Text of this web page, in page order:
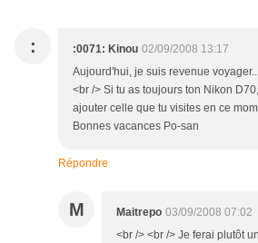
: :0071: Kinou 02/09/2008 13:17
Aujourd'hui, je suis revenue
<br /> Si tu as toujours ton Nikon
ajouter celle que tu visites en ce
Bonnes vacances Po-san
Répondre
M Maitrepo 03/09/2008 07:02
<br /> <br /> Je ferai plutôt